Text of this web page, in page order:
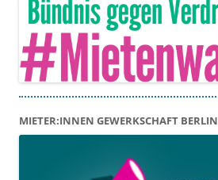
MIETER:INNEN GEWERKSCHAFT BERLIN